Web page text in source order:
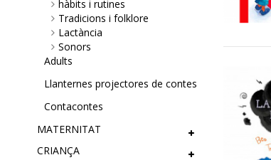
hàbits i rutines
Tradicions i folklore
Lactància
Sonors
Adults
Llanternes projectores de contes
Contacontes
MATERNITAT
CRIANÇA